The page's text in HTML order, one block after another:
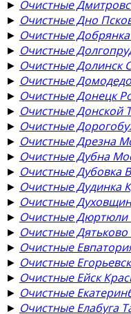
► Очистные
► Очистные Дно
► Очистные
► Очистные
► Очистные Долинск
► Очистные
► Очистные Донецк
► Очистные Донской
► Очистные
► Очистные Дрезна
► Очистные Дубна
► Очистные Дубовка
► Очистные Дудинка
► Очистные
► Очистные Дюртюли
► Очистные Дятьково
► Очистные
► Очистные
► Очистные Ейск
► Очистные
► Очистные Елабуга